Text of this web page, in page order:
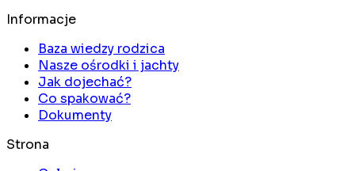
Informacje
Baza wiedzy rodzica
Nasze ośrodki i jachty
Jak dojechać?
Co spakować?
Dokumenty
Strona